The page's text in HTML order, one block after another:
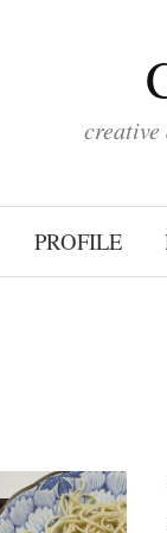
PROFILE